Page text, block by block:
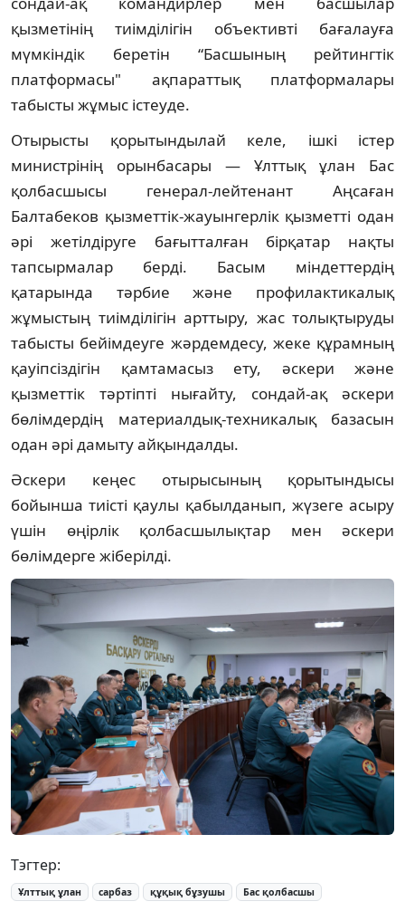
қызметінің тиімділігін объективті бағалауға
мүмкіндік беретін “Басшының рейтингтік
платформасы" ақпараттық платформалары
табысты жұмыс істеуде.
Отырысты қорытындылай келе, ішкі істер
министрінің орынбасары — Ұлттық ұлан Бас
қолбасшысы генерал-лейтенант Аңсаған
Балтабеков қызметтік-жауынгерлік қызметті одан
әрі жетілдіруге бағытталған бірқатар нақты
тапсырмалар берді. Басым міндеттердің
қатарында тәрбие және профилактикалық
жұмыстың тиімділігін арттыру, жас толықтыруды
табысты бейімдеуге жәрдемдесу, жеке құрамның
қауіпсіздігін қамтамасыз ету, әскери және
қызметтік тәртіпті нығайту, сондай-ақ әскери
бөлімдердің материалдық-техникалық базасын
одан әрі дамыту айқындалды.
Әскери кеңес отырысының қорытындысы
бойынша тиісті қаулы қабылданып, жүзеге асыру
үшін өңірлік қолбасшылықтар мен әскери
бөлімдерге жіберілді.
Тэгтер:
Ұлттық ұлан сарбаз құқық бұзушы Бас қолбасшы